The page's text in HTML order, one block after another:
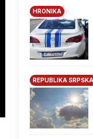
HRONIKA
REPUBLIKA